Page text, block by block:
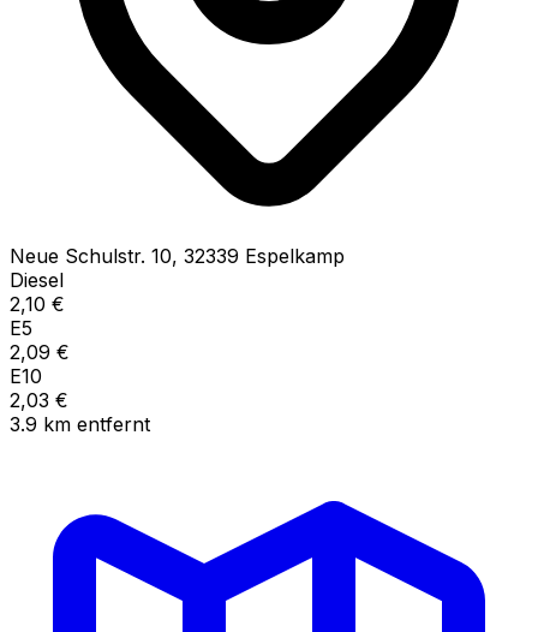
Neue Schulstr. 10, 32339 Espelkamp
Diesel
2,10 €
E5
2,09 €
E10
2,03 €
3.9 km entfernt